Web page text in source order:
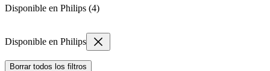
Disponible en Philips (4)
Disponible en Philips
Borrar todos los filtros